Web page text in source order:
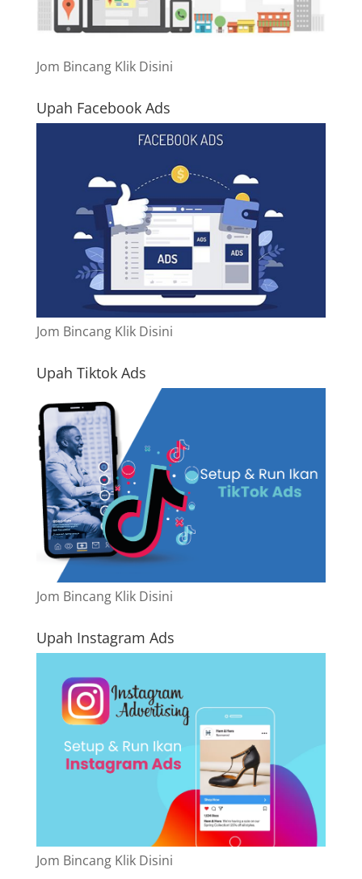
Jom Bincang Klik Disini
Upah Facebook Ads
Jom Bincang Klik Disini
Upah Tiktok Ads
Jom Bincang Klik Disini
Upah Instagram Ads
Jom Bincang Klik Disini